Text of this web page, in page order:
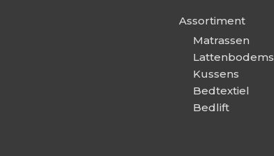
Assortiment
Matrassen
Lattenbodems
Kussens
Bedtextiel
Bedlift